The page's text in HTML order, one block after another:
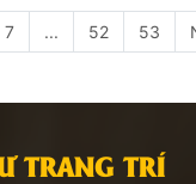
7 ... 52 53
TRANG TRÍ